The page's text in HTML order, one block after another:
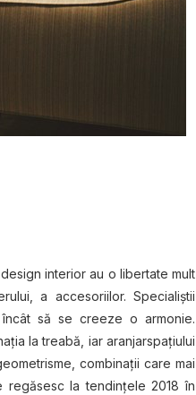
interior au o libertate mult
a accesoriilor. Specialiştii
să se creeze o armonie.
la treabă, iar aranjarspaţiului
combinaţii care mai
regăsesc la tendinţele 2018 în